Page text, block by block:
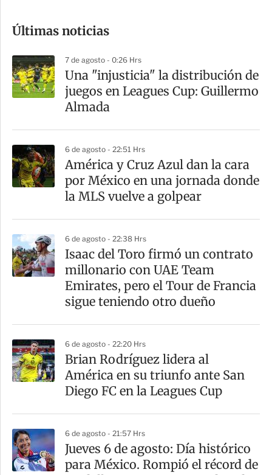
m
a
r
t
Últimas noticias
7 de agosto - 0:26 Hrs
Una "injusticia" la distribución de
juegos en Leagues Cup: Guillermo
Almada
6 de agosto - 22:51 Hrs
América y Cruz Azul dan la cara
por México en una jornada donde
la MLS vuelve a golpear
6 de agosto - 22:38 Hrs
Isaac del Toro firmó un contrato
millonario con UAE Team
Emirates, pero el Tour de Francia
sigue teniendo otro dueño
6 de agosto - 22:20 Hrs
Brian Rodríguez lidera al
América en su triunfo ante San
Diego FC en la Leagues Cup
6 de agosto - 21:57 Hrs
Jueves 6 de agosto: Día histórico
para México. Rompió el récord de